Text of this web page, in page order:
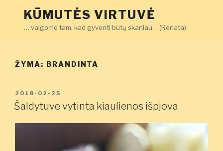
KŪMUTĖS VIRTUVĖ
… valgome tam, kad gyventi būtų skaniau… (Renata)
ŽYMA: BRANDINTA
PASKELBTA
2018-02-25
Šaldytuve vytinta kiaulienos išpjova